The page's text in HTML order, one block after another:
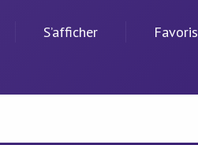
S’afficher Favoris